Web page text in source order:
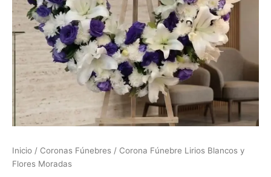
Inicio / Coronas Fúnebres / Corona Fúnebre Lirios Blancos y
Flores Moradas